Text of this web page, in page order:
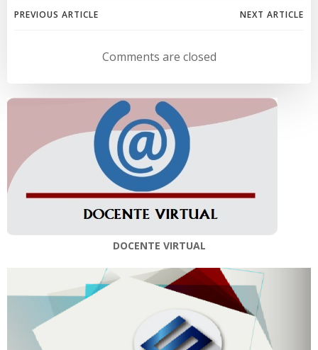
Navegación
entradas
PREVIOUS ARTICLE
Navegación
de
entradas
NEXT ARTICLE
Comments are closed
DOCENTE VIRTUAL